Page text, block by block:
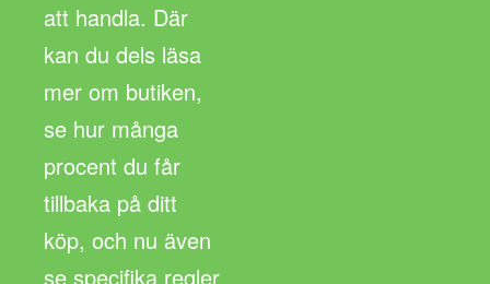
att handla. Där
kan du dels läsa
mer om butiken,
se hur många
procent du får
tillbaka på ditt
köp, och nu även
se specifika regler